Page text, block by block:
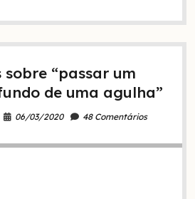
sobre “passar um
de uma agulha”
06/03/2020 48 Comentários